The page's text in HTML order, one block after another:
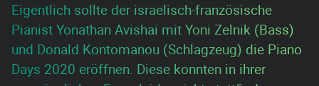
Eigentlich sollte der israelisch-französische
Pianist Yonathan Avishai mit Yoni Zelnik (Bass)
und Donald Kontomanou (Schlagzeug) die Piano
Days 2020 eröffnen. Diese konnten in ihrer